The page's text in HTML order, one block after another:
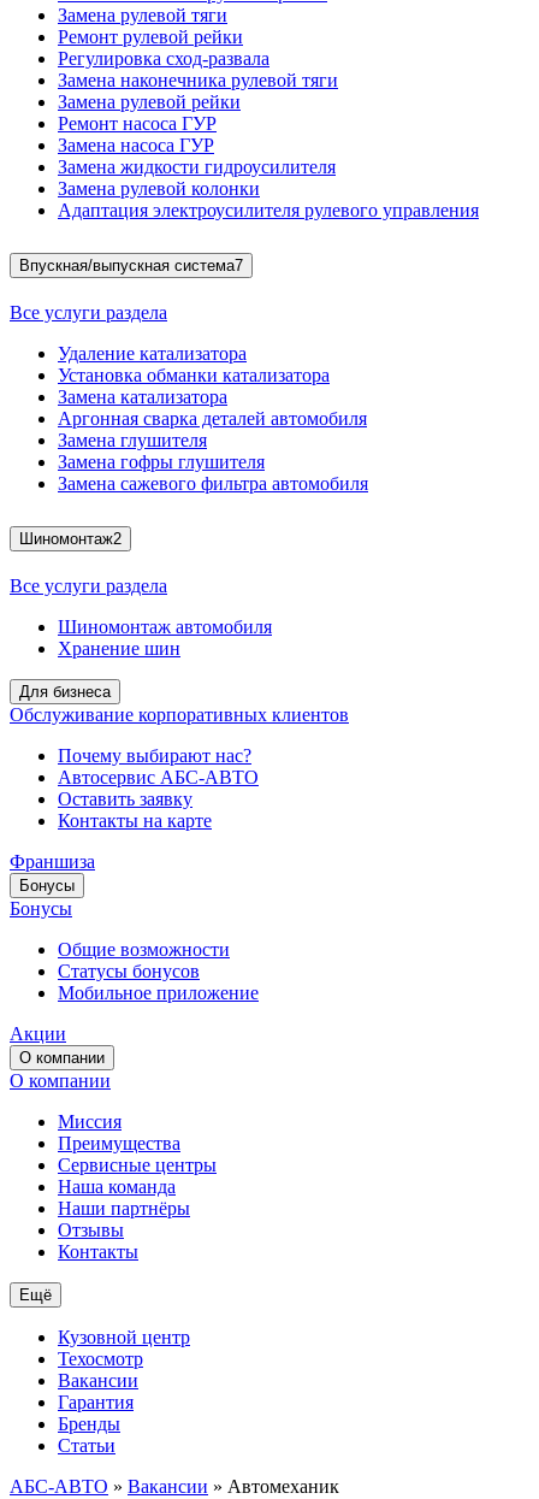
Замена рулевой тяги
Ремонт рулевой рейки
Регулировка сход-развала
Замена наконечника рулевой тяги
Замена рулевой рейки
Ремонт насоса ГУР
Замена насоса ГУР
Замена жидкости гидроусилителя
Замена рулевой колонки
Адаптация электроусилителя рулевого управления
Впускная/выпускная система7
Все услуги раздела
Удаление катализатора
Установка обманки катализатора
Замена катализатора
Аргонная сварка деталей автомобиля
Замена глушителя
Замена гофры глушителя
Замена сажевого фильтра автомобиля
Шиномонтаж2
Все услуги раздела
Шиномонтаж автомобиля
Хранение шин
Для бизнеса
Обслуживание корпоративных клиентов
Почему выбирают нас?
Автосервис АБС-АВТО
Оставить заявку
Контакты на карте
Франшиза
Бонусы
Бонусы
Общие возможности
Статусы бонусов
Мобильное приложение
Акции
О компании
О компании
Миссия
Преимущества
Сервисные центры
Наша команда
Наши партнёры
Отзывы
Контакты
Ещё
Кузовной центр
Техосмотр
Вакансии
Гарантия
Бренды
Статьи
АБС-АВТО » Вакансии » Автомеханик